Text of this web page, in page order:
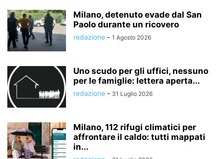
Milano, detenuto evade dal San
Paolo durante un ricovero
redazione - 1 Agosto 2026
Uno scudo per gli uffici, nessuno
per le famiglie: lettera aperta...
redazione - 31 Luglio 2026
Milano, 112 rifugi climatici per
affrontare il caldo: tutti mappati
in...